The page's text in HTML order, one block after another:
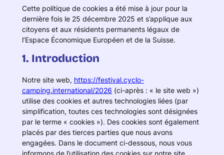
Cette politique de cookies a été mise à jour pour la
dernière fois le 25 décembre 2025 et s’applique aux
citoyens et aux résidents permanents légaux de
l’Espace Économique Européen et de la Suisse.
1. Introduction
Notre site web, https://festival.cyclo-
camping.international/2026 (ci-après : « le site web »)
utilise des cookies et autres technologies liées (par
simplification, toutes ces technologies sont désignées
par le terme « cookies »). Des cookies sont également
placés par des tierces parties que nous avons
engagées. Dans le document ci-dessous, nous vous
informons de l’utilisation des cookies sur notre site